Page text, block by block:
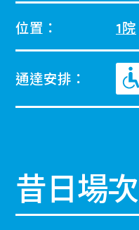
位置： 1院
通達安排：
昔日場次